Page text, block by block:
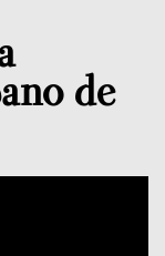
de